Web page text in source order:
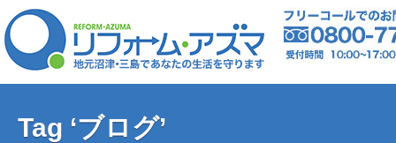
Tag ‘ブログ’